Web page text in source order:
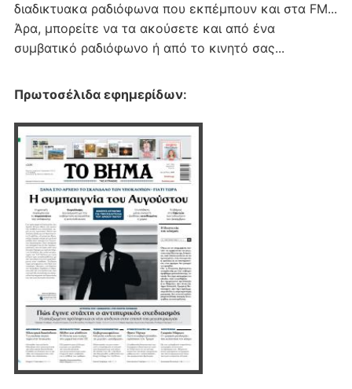
διαδικτυακα ραδιόφωνα που εκπέμπουν και στα FM...
Άρα, μπορείτε να τα ακούσετε και από ένα
συμβατικό ραδιόφωνο ή από το κινητό σας...
Πρωτοσέλιδα εφημερίδων: